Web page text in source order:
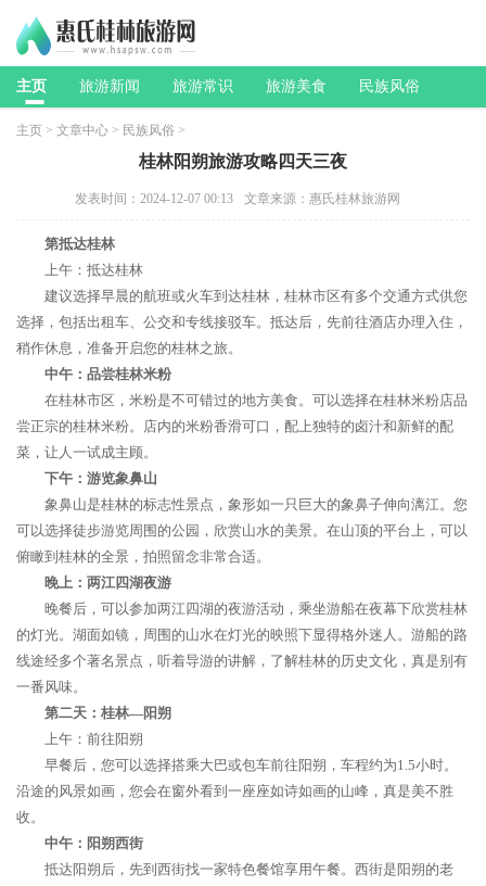
主页 旅游新闻 旅游常识 旅游美食 民族风俗
主页 > 文章中心 > 民族风俗 >
桂林阳朔旅游攻略四天三夜
发表时间：2024-12-07 00:13 文章来源：惠氏桂林旅游网
第抵达桂林
上午：抵达桂林
建议选择早晨的航班或火车到达桂林，桂林市区有多个交通方式供您
选择，包括出租车、公交和专线接驳车。抵达后，先前往酒店办理入住，
稍作休息，准备开启您的桂林之旅。
中午：品尝桂林米粉
在桂林市区，米粉是不可错过的地方美食。可以选择在桂林米粉店品
尝正宗的桂林米粉。店内的米粉香滑可口，配上独特的卤汁和新鲜的配
菜，让人一试成主顾。
下午：游览象鼻山
象鼻山是桂林的标志性景点，象形如一只巨大的象鼻子伸向漓江。您
可以选择徒步游览周围的公园，欣赏山水的美景。在山顶的平台上，可以
俯瞰到桂林的全景，拍照留念非常合适。
晚上：两江四湖夜游
晚餐后，可以参加两江四湖的夜游活动，乘坐游船在夜幕下欣赏桂林
的灯光。湖面如镜，周围的山水在灯光的映照下显得格外迷人。游船的路
线途经多个著名景点，听着导游的讲解，了解桂林的历史文化，真是别有
一番风味。
第二天：桂林—阳朔
上午：前往阳朔
早餐后，您可以选择搭乘大巴或包车前往阳朔，车程约为1.5小时。
沿途的风景如画，您会在窗外看到一座座如诗如画的山峰，真是美不胜
收。
中午：阳朔西街
抵达阳朔后，先到西街找一家特色餐馆享用午餐。西街是阳朔的老